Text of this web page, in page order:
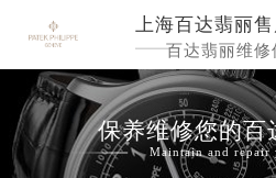
上海百达翡丽
百达翡丽维修
保养维修您的百
Maintain and repair
2026年6月百达翡丽上海市售后
2026年6月百达翡丽售后服务中